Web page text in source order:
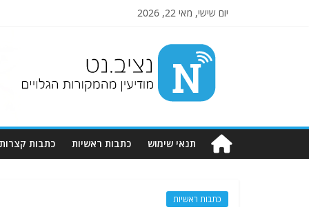
יום שישי, מאי 22, 2026
Nziv.net
מודיעין
מהמקורות
תנאי שימוש כתבות ראשיות כתבות קצרות
כתבות ראשיות